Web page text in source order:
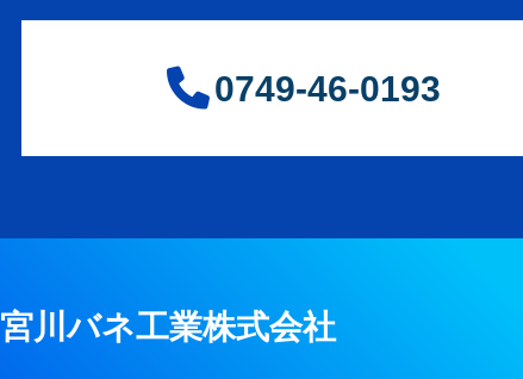
0749-46-0193
宮川バネ工業株式会社